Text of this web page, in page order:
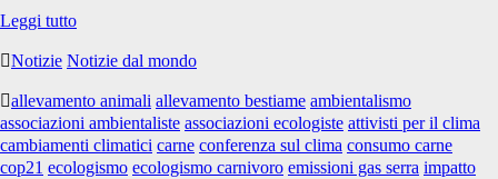
Leggi tuttoCOP21
la
dell’ecologismo
carnivoro
Notizie Notizie dal mondo
allevamento animali allevamento bestiame ambientalismo
associazioni ambientaliste associazioni ecologiste attivisti per il clima
cambiamenti climatici carne conferenza sul clima consumo carne
cop21 ecologismo ecologismo carnivoro emissioni gas serra impatto